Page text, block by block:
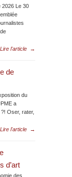
2026 Le 30
Lire l'article
→
de
du
a
Oser, rater,
Lire l'article
→
d’art
des